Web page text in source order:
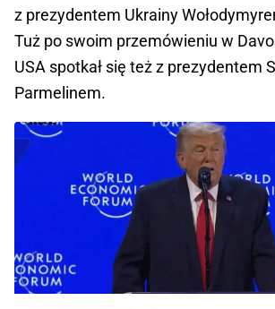
z prezydentem Ukrainy
Tuż po swoim przemówieniu w
USA spotkał się też z prezydentem
Parmelinem.